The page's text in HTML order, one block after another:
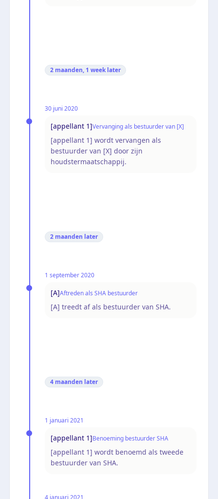
2 maanden, 1 week later
30 juni 2020
[appellant 1]Vervanging als bestuurder van [X]
[appellant 1] wordt vervangen als
bestuurder van [X] door zijn
houdstermaatschappij.
2 maanden later
1 september 2020
[A]Aftreden als SHA bestuurder
[A] treedt af als bestuurder van SHA.
4 maanden later
1 januari 2021
[appellant 1]Benoeming bestuurder SHA
[appellant 1] wordt benoemd als tweede
bestuurder van SHA.
4 januari 2021